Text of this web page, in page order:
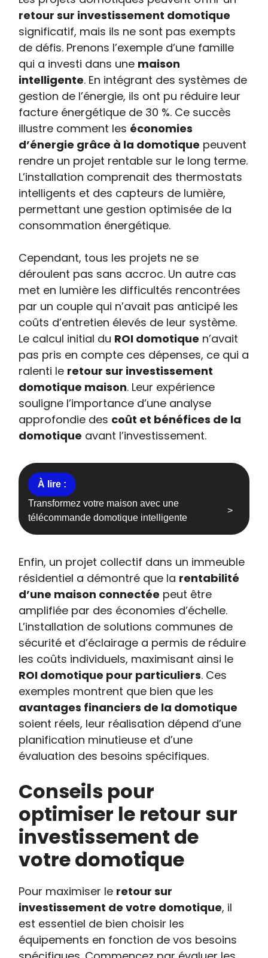
retour sur investissement domotique
significatif, mais ils ne sont pas exempts
de défis. Prenons l’exemple d’une famille
qui a investi dans une maison
intelligente. En intégrant des systèmes de
gestion de l’énergie, ils ont pu réduire leur
facture énergétique de 30 %. Ce succès
illustre comment les économies
d’énergie grâce à la domotique peuvent
rendre un projet rentable sur le long terme.
L’installation comprenait des thermostats
intelligents et des capteurs de lumière,
permettant une gestion optimisée de la
consommation énergétique.
Cependant, tous les projets ne se
déroulent pas sans accroc. Un autre cas
met en lumière les difficultés rencontrées
par un couple qui n’avait pas anticipé les
coûts d’entretien élevés de leur système.
Le calcul initial du ROI domotique n’avait
pas pris en compte ces dépenses, ce qui a
ralenti le retour sur investissement
domotique maison. Leur expérience
souligne l’importance d’une analyse
approfondie des coût et bénéfices de la
domotique avant l’investissement.
Transformez votre maison avec une
télécommande domotique intelligente
Enfin, un projet collectif dans un immeuble
résidentiel a démontré que la rentabilité
d’une maison connectée peut être
amplifiée par des économies d’échelle.
L’installation de solutions communes de
sécurité et d’éclairage a permis de réduire
les coûts individuels, maximisant ainsi le
ROI domotique pour particuliers. Ces
exemples montrent que bien que les
avantages financiers de la domotique
soient réels, leur réalisation dépend d’une
planification minutieuse et d’une
évaluation des besoins spécifiques.
Conseils pour
optimiser le retour sur
investissement de
votre domotique
Pour maximiser le retour sur
investissement de votre domotique, il
est essentiel de bien choisir les
équipements en fonction de vos besoins